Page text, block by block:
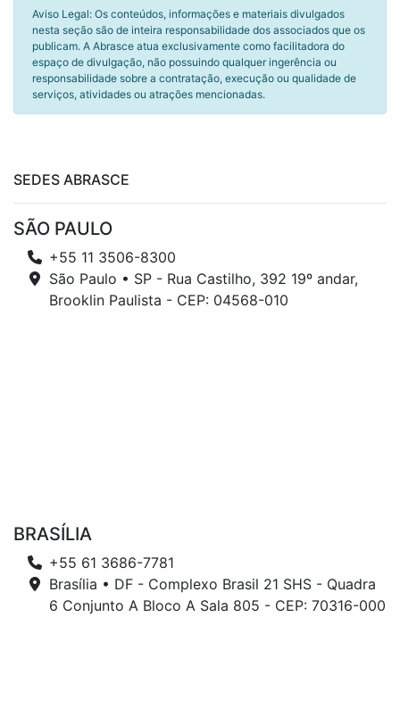
Aviso Legal: Os conteúdos, informações e materiais divulgados
nesta seção são de inteira responsabilidade dos associados que os
publicam. A Abrasce atua exclusivamente como facilitadora do
espaço de divulgação, não possuindo qualquer ingerência ou
responsabilidade sobre a contratação, execução ou qualidade de
serviços, atividades ou atrações mencionadas.
SEDES ABRASCE
SÃO PAULO
+55 11 3506-8300
São Paulo • SP - Rua Castilho, 392 19º andar,
Brooklin Paulista - CEP: 04568-010
BRASÍLIA
+55 61 3686-7781
Brasília • DF - Complexo Brasil 21 SHS - Quadra
6 Conjunto A Bloco A Sala 805 - CEP: 70316-000